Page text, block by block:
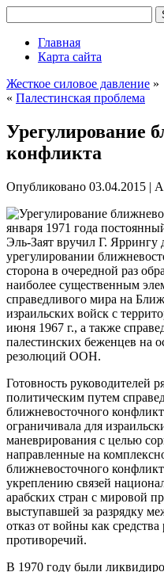
Главная
Карта сайта
Жесткое силовое давление »
« Палестинская проблема
Урегулирование
конфликта
Опубликовано 03.04.2015 |
января 1971 года
Эль-Заят вручил Г.
урегулировании
сторона в очередной раз
наиболее существенным
справедливого мира на
израильских войск с
июня 1967 г., а также
палестинских беженцев на
резолюций ООН.
Готовность руководителей
политическим путем
ближневосточного
ограничивала для
маневрирования с целью
направленные на
ближневосточного
укреплению связей
арабских стран с мировой
выступавшей за разрядку
отказ от войны как
противоречий.
В 1970 году были